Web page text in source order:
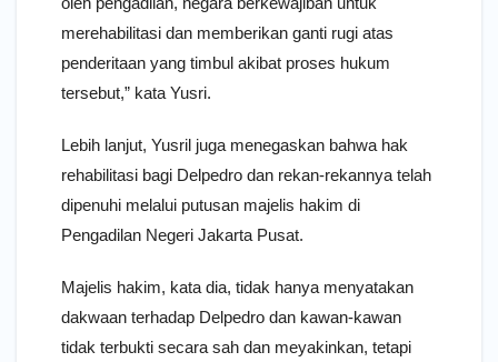
merehabilitasi dan memberikan ganti rugi atas
penderitaan yang timbul akibat proses hukum
tersebut,” kata Yusri.
Lebih lanjut, Yusril juga menegaskan bahwa hak
rehabilitasi bagi Delpedro dan rekan-rekannya telah
dipenuhi melalui putusan majelis hakim di
Pengadilan Negeri Jakarta Pusat.
Majelis hakim, kata dia, tidak hanya menyatakan
dakwaan terhadap Delpedro dan kawan-kawan
tidak terbukti secara sah dan meyakinkan, tetapi